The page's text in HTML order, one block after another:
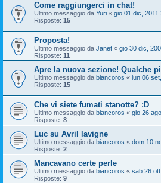
Come raggiungerci in chat!
Ultimo messaggio da Yuri « gio 01 dic, 2011
Risposte: 15
Proposta!
Ultimo messaggio da Janet « gio 30 dic,
Risposte: 11
Apre la nuova sezione! Qualche
Ultimo messaggio da biancoros « lun 06
Risposte: 15
Che vi siete fumati stanotte? :D
Ultimo messaggio da biancoros « gio 26
Risposte: 8
Luc su Avril lavigne
Ultimo messaggio da biancoros « dom 10
Risposte: 2
Mancavano certe perle
Ultimo messaggio da biancoros « sab 26
Risposte: 9